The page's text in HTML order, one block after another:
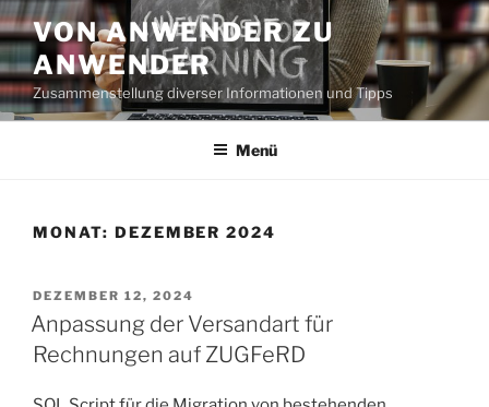
Zum
Inhalt
springen
VON ANWENDER ZU
ANWENDER
Zusammenstellung diverser Informationen und Tipps
Menü
MONAT: DEZEMBER 2024
VERÖFFENTLICHT
AM
DEZEMBER 12, 2024
Anpassung der Versandart für
Rechnungen auf ZUGFeRD